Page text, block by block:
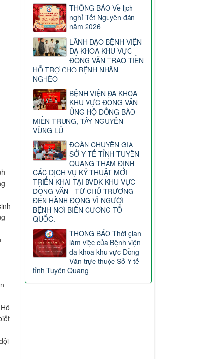
THÔNG BÁO Về lịch
nghỉ Tết Nguyên đán
năm 2026
LÃNH ĐẠO BỆNH VIỆN
ĐA KHOA KHU VỰC
ĐỒNG VĂN TRAO TIỀN
HỖ TRỢ CHO BỆNH NHÂN
NGHÈO
BỆNH VIỆN ĐA KHOA
KHU VỰC ĐỒNG VĂN
ỦNG HỘ ĐỒNG BÀO
MIỀN TRUNG, TÂY NGUYÊN
VÙNG LŨ
ĐOÀN CHUYÊN GIA
SỞ Y TẾ TỈNH TUYÊN
QUANG THẨM ĐỊNH
CÁC DỊCH VỤ KỸ THUẬT MỚI
TRIỂN KHAI TẠI BVĐK KHU VỰC
ĐỒNG VĂN - TỪ CHỦ TRƯƠNG
ĐẾN HÀNH ĐỘNG VÌ NGƯỜI
BỆNH NƠI BIÊN CƯƠNG TỔ
QUỐC.
THÔNG BÁO Thời gian
làm việc của Bệnh viện
đa khoa khu vực Đồng
Văn trực thuộc Sở Y tế
tỉnh Tuyên Quang